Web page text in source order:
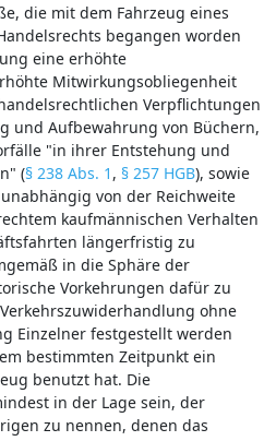
die mit dem Fahrzeug eines
begangen worden
eine erhöhte
Mitwirkungsobliegenheit
Verpflichtungen
und Aufbewahrung von Büchern,
"in ihrer Entstehung und
(§ 238 Abs. 1 , § 257 HGB), sowie
von der Reichweite
kaufmännischen Verhalten
längerfristig zu
in die Sphäre der
Vorkehrungen dafür zu
ohne
Einzelner festgestellt werden
bestimmten Zeitpunkt ein
benutzt hat. Die
in der Lage sein, der
zu nennen, denen das